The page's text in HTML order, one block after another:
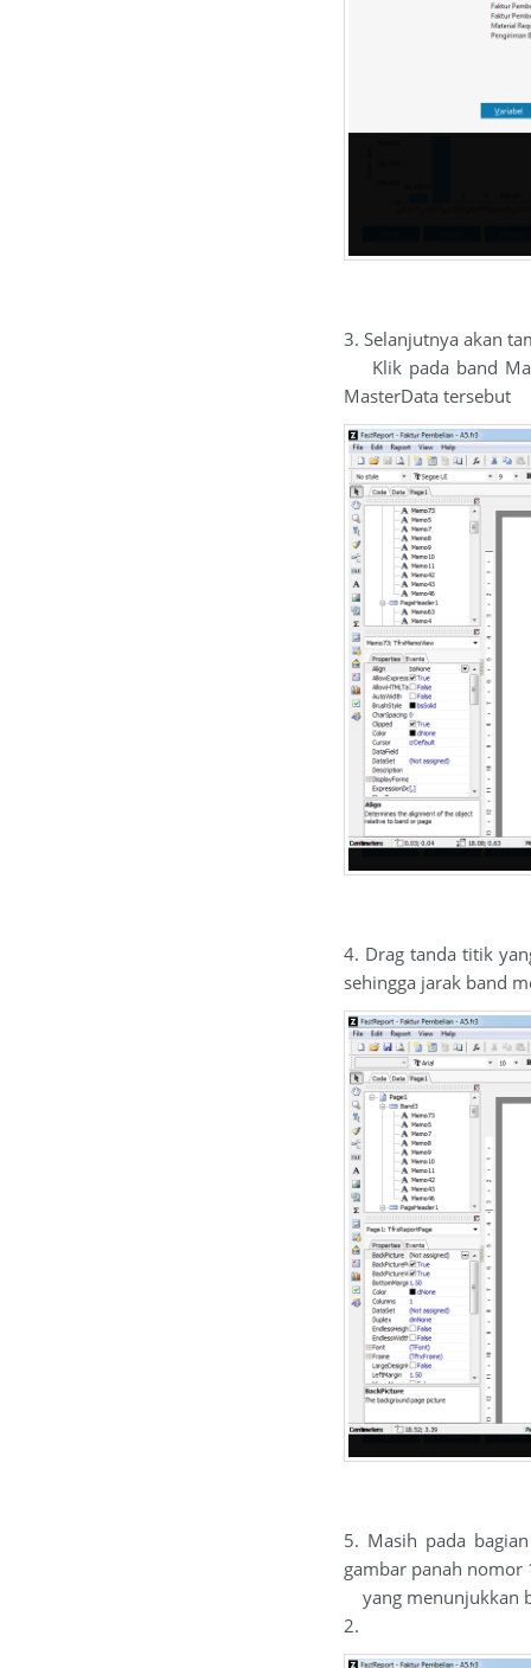
3. Selanjutnya akan
Klik pada band
MasterData tersebut
4. Drag tanda titik
sehingga jarak band
5. Masih pada
gambar panah nomor
yang menunjukkan
2.